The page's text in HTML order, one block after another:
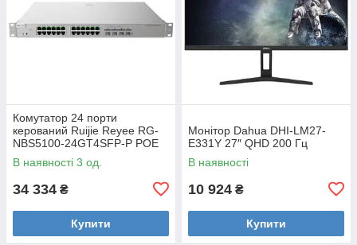
Комутатор 24 порти
керований Ruijie Reyee RG-
NBS5100-24GT4SFP-P POE
L3
В наявності 3 од.
34 334 ₴
Купити
Монітор Dahua DHI-LM27-
E331Y 27″ QHD 200 Гц
В наявності
10 924 ₴
Купити